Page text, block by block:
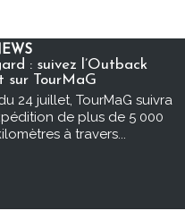
: suivez l’Outback
sur TourMaG
24 juillet, TourMaG suivra
de plus de 5 000
à travers...